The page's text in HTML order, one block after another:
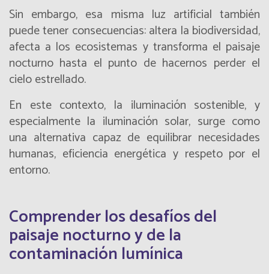
Sin embargo, esa misma luz artificial también
puede tener consecuencias: altera la biodiversidad,
afecta a los ecosistemas y transforma el paisaje
nocturno hasta el punto de hacernos perder el
cielo estrellado.
En este contexto, la iluminación sostenible, y
especialmente la iluminación solar, surge como
una alternativa capaz de equilibrar necesidades
humanas, eficiencia energética y respeto por el
entorno.
Comprender los desafíos del
paisaje nocturno y de la
contaminación lumínica